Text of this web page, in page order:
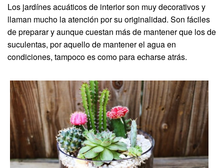
Los jardínes acuáticos de interior son muy decorativos y
llaman mucho la atención por su originalidad. Son fáciles
de preparar y aunque cuestan más de mantener que los de
suculentas, por aquello de mantener el agua en
condiciones, tampoco es como para echarse atrás.